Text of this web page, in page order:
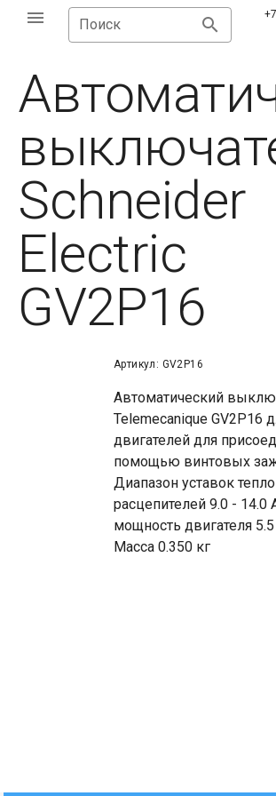
Поиск
Schneider
Electric
GV2P16
Артикул: GV2P16
Автоматический
Telemecanique GV2P16
двигателей для
помощью винтовых
Диапазон уставок
расцепителей 9.0 - 14.0
мощность двигателя
Масса 0.350 кг